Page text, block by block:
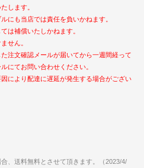
します。
にも当店では責任を負いかねます。
は補償いたしかねます。
せん。
注文確認メールが届いてから一週間経って
にてお問い合わせください。
により配達に遅延が発生する場合がござい
、送料無料とさせて頂きます。（2023/4/